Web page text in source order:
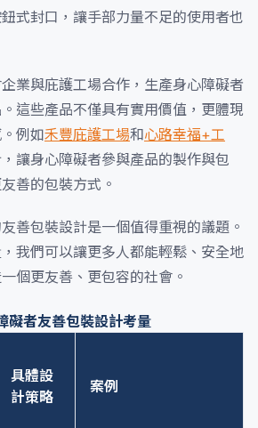
式封口，讓手部力量不足的使用者也
業與庇護工場合作，生產身心障礙者
這些產品不僅具有實用價值，更體現
例如禾豐庇護工場和心路幸福+工
讓身心障礙者參與產品的製作與包
善的包裝方式。
善包裝設計是一個值得重視的議題。
我們可以讓更多人都能輕鬆、安全地
個更友善、更包容的社會。
礙者友善包裝設計考量
具體設
計策略
案例